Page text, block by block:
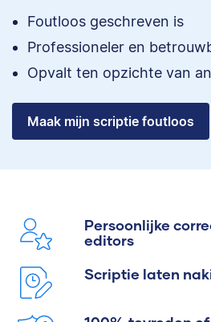
Foutloos geschreven is
Professioneler en
Opvalt ten opzichte van
Maak mijn scriptie foutloos
Persoonlijke
editors
Scriptie laten